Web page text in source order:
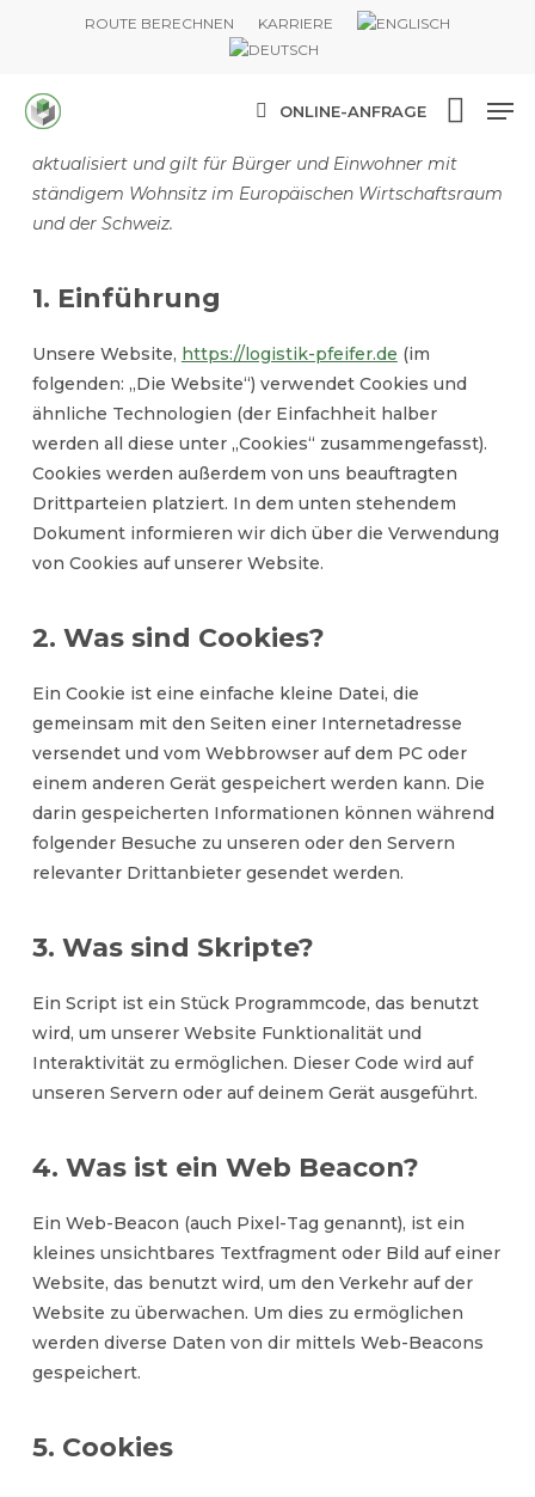
content
ROUTE BERECHNEN KARRIERE
ONLINE-ANFRAGE
Diese Cookie-Richtlinie wurde zuletzt am Juni 19, 2025
aktualisiert und gilt für Bürger und Einwohner mit
ständigem Wohnsitz im Europäischen Wirtschaftsraum
und der Schweiz.
1. Einführung
Unsere Website, https://logistik-pfeifer.de (im
folgenden: „Die Website“) verwendet Cookies und
ähnliche Technologien (der Einfachheit halber
werden all diese unter „Cookies“ zusammengefasst).
Cookies werden außerdem von uns beauftragten
Drittparteien platziert. In dem unten stehendem
Dokument informieren wir dich über die Verwendung
von Cookies auf unserer Website.
2. Was sind Cookies?
Ein Cookie ist eine einfache kleine Datei, die
gemeinsam mit den Seiten einer Internetadresse
versendet und vom Webbrowser auf dem PC oder
einem anderen Gerät gespeichert werden kann. Die
darin gespeicherten Informationen können während
folgender Besuche zu unseren oder den Servern
relevanter Drittanbieter gesendet werden.
3. Was sind Skripte?
Ein Script ist ein Stück Programmcode, das benutzt
wird, um unserer Website Funktionalität und
Interaktivität zu ermöglichen. Dieser Code wird auf
unseren Servern oder auf deinem Gerät ausgeführt.
4. Was ist ein Web Beacon?
Ein Web-Beacon (auch Pixel-Tag genannt), ist ein
kleines unsichtbares Textfragment oder Bild auf einer
Website, das benutzt wird, um den Verkehr auf der
Website zu überwachen. Um dies zu ermöglichen
werden diverse Daten von dir mittels Web-Beacons
gespeichert.
5. Cookies